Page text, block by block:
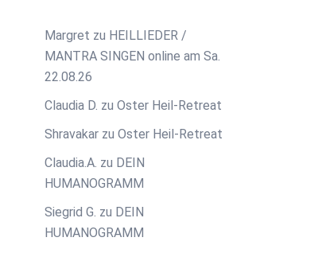
Margret zu HEILLIEDER /
MANTRA SINGEN online am Sa.
22.08.26
Claudia D. zu Oster Heil-Retreat
Shravakarzu Oster Heil-Retreat
Claudia.A. zu DEIN
HUMANOGRAMM
Siegrid G. zu DEIN
HUMANOGRAMM